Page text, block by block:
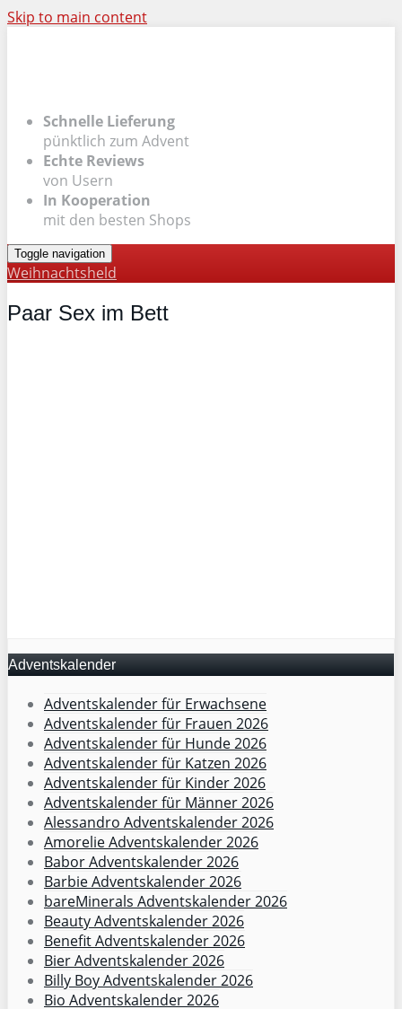
Skip to main content
Schnelle Lieferung
pünktlich zum Advent
Echte Reviews
von Usern
In Kooperation
mit den besten Shops
Toggle navigation
Weihnachtsheld
Paar Sex im Bett
Adventskalender
Adventskalender für Erwachsene
Adventskalender für Frauen 2026
Adventskalender für Hunde 2026
Adventskalender für Katzen 2026
Adventskalender für Kinder 2026
Adventskalender für Männer 2026
Alessandro Adventskalender 2026
Amorelie Adventskalender 2026
Babor Adventskalender 2026
Barbie Adventskalender 2026
bareMinerals Adventskalender 2026
Beauty Adventskalender 2026
Benefit Adventskalender 2026
Bier Adventskalender 2026
Billy Boy Adventskalender 2026
Bio Adventskalender 2026